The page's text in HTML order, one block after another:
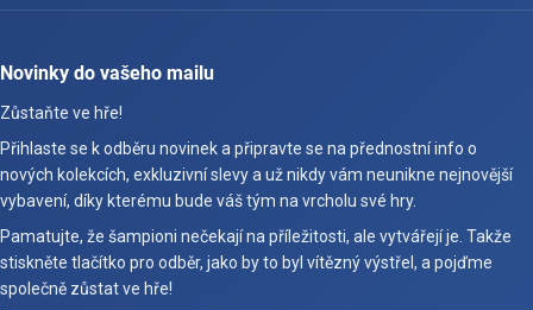
Novinky do vašeho mailu
Zůstaňte ve hře!
Přihlaste se k odběru novinek a připravte se na přednostní info o
nových kolekcích, exkluzivní slevy a už nikdy vám neunikne nejnovější
vybavení, díky kterému bude váš tým na vrcholu své hry.
Pamatujte, že šampioni nečekají na příležitosti, ale vytvářejí je. Takže
stiskněte tlačítko pro odběr, jako by to byl vítězný výstřel, a pojďme
společně zůstat ve hře!